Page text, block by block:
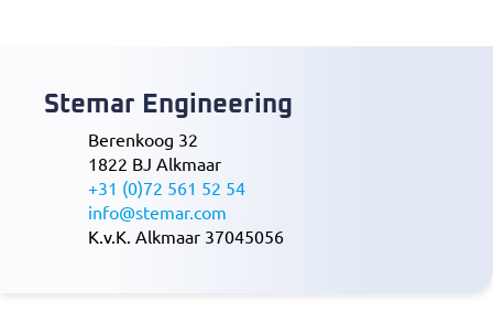
Stemar Engineering
Berenkoog 32
1822 BJ Alkmaar
+31 (0)72 561 52 54
info@stemar.com
K.v.K. Alkmaar 37045056